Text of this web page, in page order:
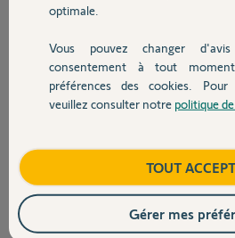
Devis avec un pro
Contact
Est-ce le seul accès ou vous pouvez
Bonne soirée à vous.
Charly il y a plus d'un an
Bonsoir,
Le seul accès est de passer par le toit,
Les piles doivent être ok car le bouton de
optimale.
Vous pouvez changer
consentement à tout
préférences des cookies. Pour
veuillez consulter notre politique
TOUT
Gérer mes